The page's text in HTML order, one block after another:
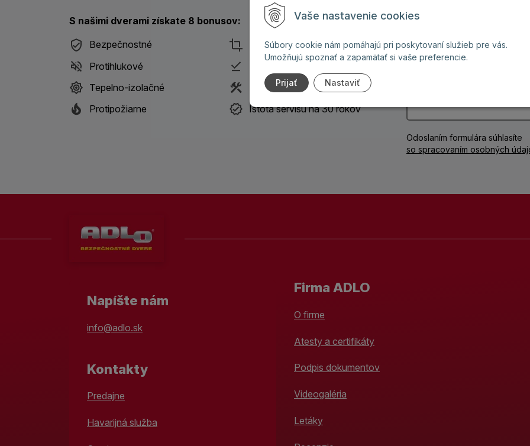
Vaše nastavenie cookies
Súbory cookie nám pomáhajú pri poskytovaní služieb pre vás.
Umožňujú spoznať a zapamätať si vaše preferencie.
Prijať Nastaviť
S našimi dverami získate 8 bonusov:
Bezpečnostné
Design na mieru
Protihlukové
Priamo od výrobcu
Tepelno-izolačné
S montážou
Protipožiarne
Istota servisu na 30 rokov
Odoslaním formulára súhlasíte
so spracovaním osobných
Napíšte nám
info@adlo.sk
Kontakty
Predajne
Havarijná služba
Firma ADLO
O firme
Atesty a certifikáty
Podpis dokumentov
Videogaléria
Letáky